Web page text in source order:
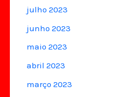
julho 2023
junho 2023
maio 2023
abril 2023
março 2023